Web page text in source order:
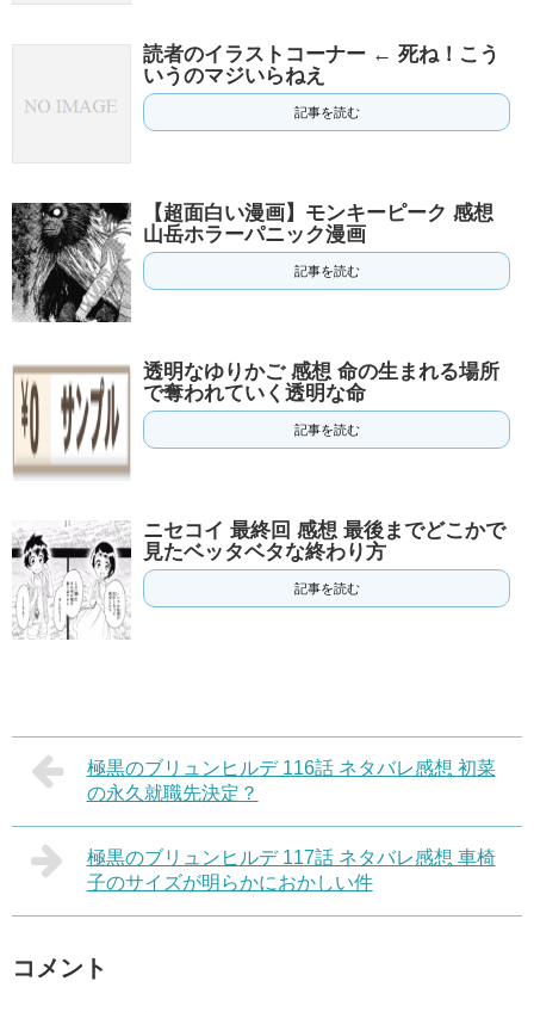
読者のイラストコーナー ← 死ね！こう
いうのマジいらねえ
記事を読む
【超面白い漫画】モンキーピーク 感想
山岳ホラーパニック漫画
記事を読む
透明なゆりかご 感想 命の生まれる場所
で奪われていく透明な命
記事を読む
ニセコイ 最終回 感想 最後までどこかで
見たベッタベタな終わり方
記事を読む
極黒のブリュンヒルデ 116話 ネタバレ感想 初菜
の永久就職先決定？
極黒のブリュンヒルデ 117話 ネタバレ感想 車椅
子のサイズが明らかにおかしい件
コメント